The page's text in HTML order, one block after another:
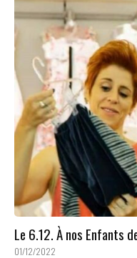
Le 6.12. À nos Enfants
01/12/2022